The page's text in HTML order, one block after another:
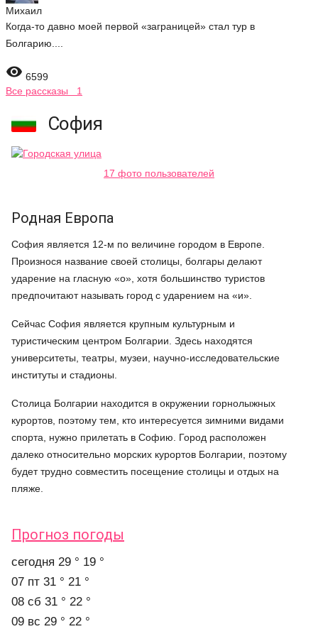
Михаил
Когда-то давно моей первой «заграницей» стал тур в
Болгарию....
 6599
Все рассказы 1
София
17 фото пользователей
Родная Европа
София является 12-м по величине городом в Европе.
Произнося название своей столицы, болгары делают
ударение на гласную «о», хотя большинство туристов
предпочитают называть город с ударением на «и».
Сейчас София является крупным культурным и
туристическим центром Болгарии. Здесь находятся
университеты, театры, музеи, научно-исследовательские
институты и стадионы.
Столица Болгарии находится в окружении горнолыжных
курортов, поэтому тем, кто интересуется зимними видами
спорта, нужно прилетать в Софию. Город расположен
далеко относительно морских курортов Болгарии, поэтому
будет трудно совместить посещение столицы и отдых на
пляже.
Прогноз погоды
cегодня 29 ° 19 °
07 пт 31 ° 21 °
08 сб 31 ° 22 °
09 вс 29 ° 22 °